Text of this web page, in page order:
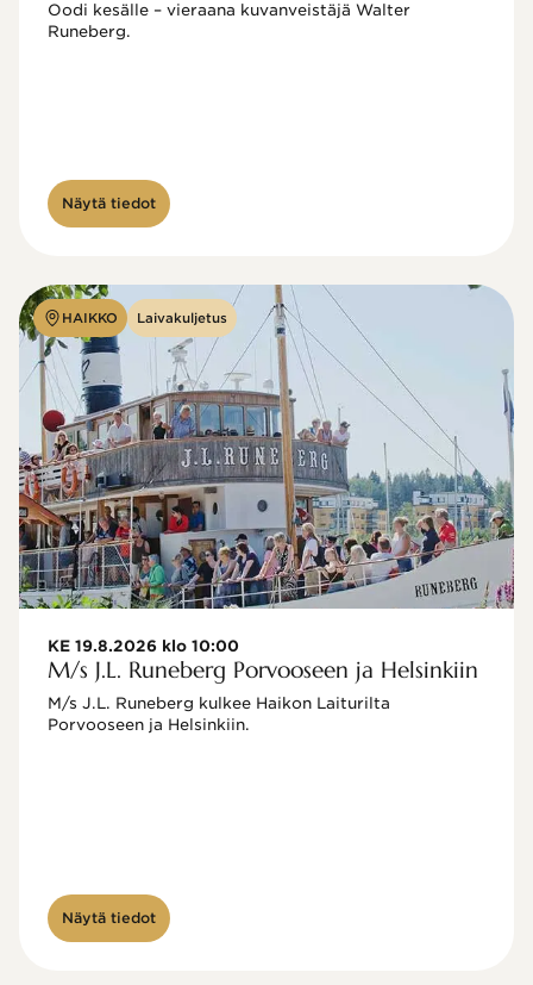
Oodi kesälle – vieraana kuvanveistäjä Walter
Näytä tiedot
HAIKKO Laivakuljetus
KE 19.8.2026 klo 10:00
M/s J.L. Runeberg Porvooseen ja Helsinkiin
M/s J.L. Runeberg kulkee Haikon Laiturilta
Porvooseen ja Helsinkiin.
Näytä tiedot